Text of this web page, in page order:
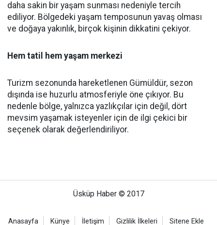
daha sakin bir yaşam sunması nedeniyle tercih
ediliyor. Bölgedeki yaşam temposunun yavaş olması
ve doğaya yakınlık, birçok kişinin dikkatini çekiyor.
Hem tatil hem yaşam merkezi
Turizm sezonunda hareketlenen Gümüldür, sezon
dışında ise huzurlu atmosferiyle öne çıkıyor. Bu
nedenle bölge, yalnızca yazlıkçılar için değil, dört
mevsim yaşamak isteyenler için de ilgi çekici bir
seçenek olarak değerlendiriliyor.
Üsküp Haber © 2017
Anasayfa Künye İletişim Gizlilik İlkeleri Sitene Ekle